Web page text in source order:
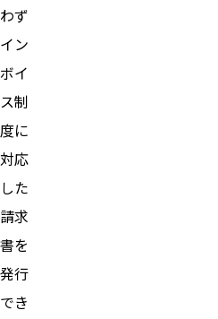
わず
イン
ボイ
ス制
度に
対応
した
請求
書を
発行
でき